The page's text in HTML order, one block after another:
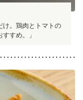
け。鶏肉とトマトの
すめ。」